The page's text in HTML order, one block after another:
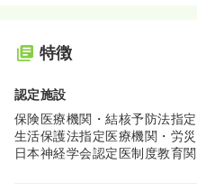
特徴
認定施設
保険医療機関・結核予防法指
生活保護法指定医療機関・労
日本神経学会認定医制度教育